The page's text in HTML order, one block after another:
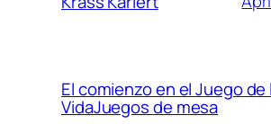
El comienzo en el Juego de
VidaJuegos de mesa